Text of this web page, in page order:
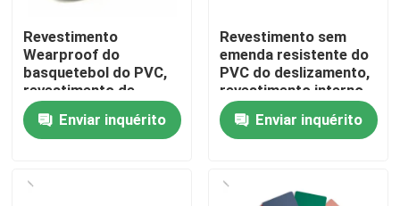
Para casa
Produtos
Vídeos
Revestimento
Wearproof do
basquetebol do PVC,
revestimento de
madeira do PVC com
Asphalt Layer
Enviar inquérito
Revestimento sem
emenda resistente do
PVC do deslizamento,
revestimento interno
não tóxico do PVC
Enviar inquérito